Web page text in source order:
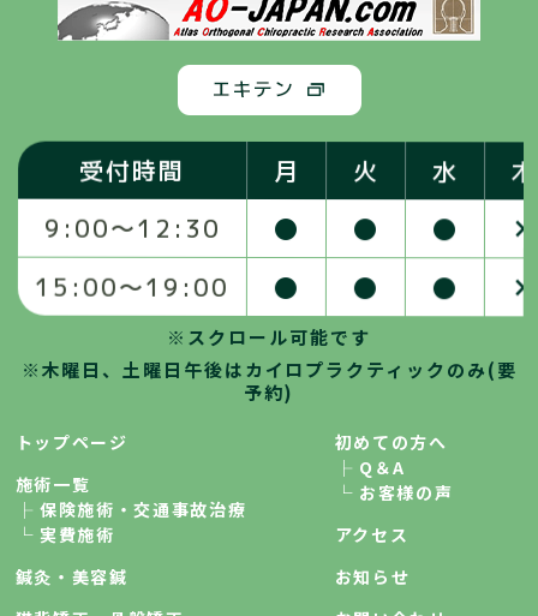
受付時間 月 火 水 木
9:00〜12:30 ● ● ● ×
15:00〜19:00 ● ● ● ×
※スクロール可能です
※木曜日、土曜日午後はカイロプラクティックのみ(要
予約)
トップページ
施術一覧
├ 保険施術・交通事故治療
└ 実費施術
鍼灸・美容鍼
初めての方へ
├ Q＆A
└ お客様の声
アクセス
お知らせ